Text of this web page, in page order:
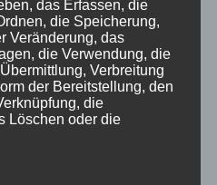
das Erfassen, die
die Speicherung,
Veränderung, das
die Verwendung, die
Verbreitung
der Bereitstellung, den
die
Löschen oder die